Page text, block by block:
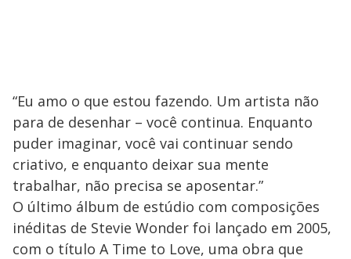
“Eu amo o que estou fazendo. Um artista não
para de desenhar – você continua. Enquanto
puder imaginar, você vai continuar sendo
criativo, e enquanto deixar sua mente
trabalhar, não precisa se aposentar.”
O último álbum de estúdio com composições
inéditas de Stevie Wonder foi lançado em 2005,
com o título A Time to Love, uma obra que